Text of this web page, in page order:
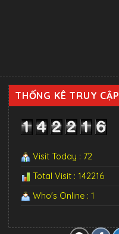
THỐNG KÊ TRUY CẬP
Visit Today : 72
Total Visit : 142216
Who's Online : 1